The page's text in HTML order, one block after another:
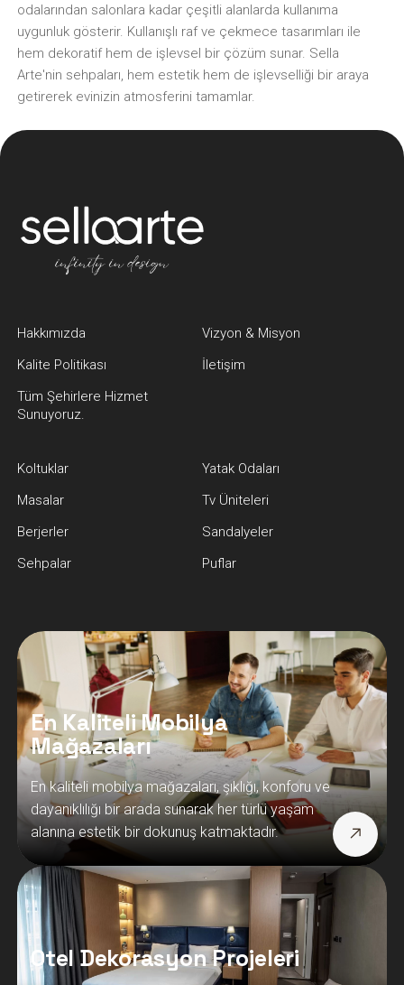
odalarından salonlara kadar çeşitli alanlarda kullanıma
uygunluk gösterir. Kullanışlı raf ve çekmece tasarımları ile
hem dekoratif hem de işlevsel bir çözüm sunar. Sella
Arte'nin sehpaları, hem estetik hem de işlevselliği bir araya
getirerek evinizin atmosferini tamamlar.
Hakkımızda
Vizyon & Misyon
Kalite Politikası
İletişim
Tüm Şehirlere Hizmet
Sunuyoruz.
Koltuklar
Yatak Odaları
Masalar
Tv Üniteleri
Berjerler
Sandalyeler
Sehpalar
Puflar
En Kaliteli Mobilya
Mağazaları
En kaliteli mobilya mağazaları, şıklığı, konforu ve
dayanıklılığı bir arada sunarak her türlü yaşam
alanına estetik bir dokunuş katmaktadır.
Otel Dekorasyon Projeleri